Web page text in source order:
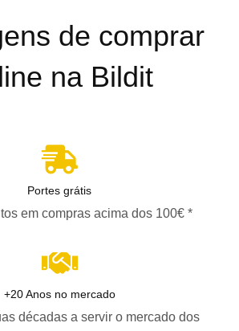
de comprar
na Bildit
Portes grátis
em compras acima dos 100€ *
+20 Anos no mercado
décadas a servir o mercado dos